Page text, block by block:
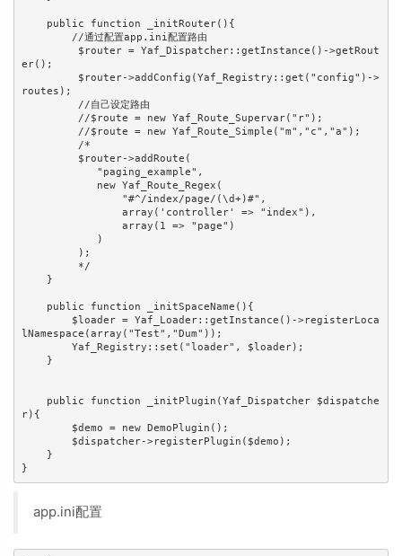
er();
routes);
lNamespace(array("Test","Dum"));
r){
app.ini配置